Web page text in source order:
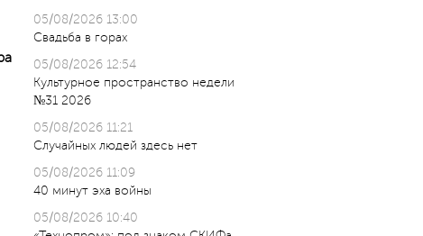
05/08/2026 13:00
Свадьба в горах
05/08/2026 12:54
Культурное пространство недели
№31 2026
05/08/2026 11:21
Случайных людей здесь нет
05/08/2026 11:09
40 минут эха войны
05/08/2026 10:40